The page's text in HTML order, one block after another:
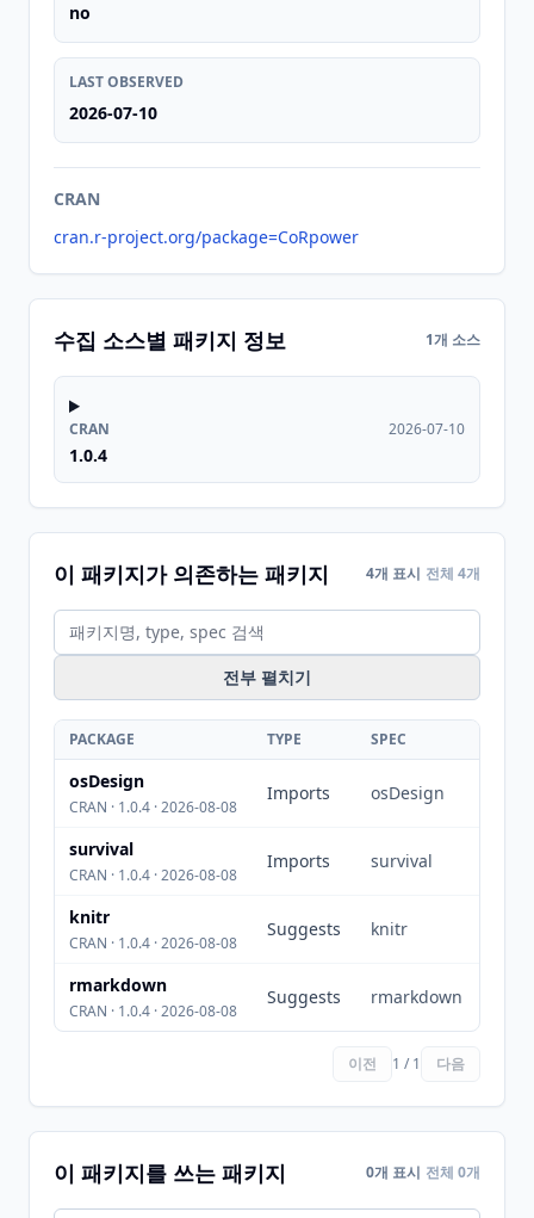
no
LAST OBSERVED
2026-07-10
CRAN
cran.r-project.org/package=CoRpower
수집 소스별 패키지 정보 1개 소스
CRAN
1.0.4
2026-07-10
이 패키지가 의존하는 패키지 4개 표시 전체 4개
전부 펼치기
PACKAGE TYPE SPEC
osDesign
CRAN · 1.0.4 · 2026-08-08
Imports osDesign
survival
CRAN · 1.0.4 · 2026-08-08
Imports survival
knitr
CRAN · 1.0.4 · 2026-08-08
Suggests knitr
rmarkdown
CRAN · 1.0.4 · 2026-08-08
Suggests rmarkdown
이전 1 / 1 다음
이 패키지를 쓰는 패키지 0개 표시 전체 0개